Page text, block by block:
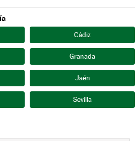
Cádiz
Granada
Jaén
Sevilla